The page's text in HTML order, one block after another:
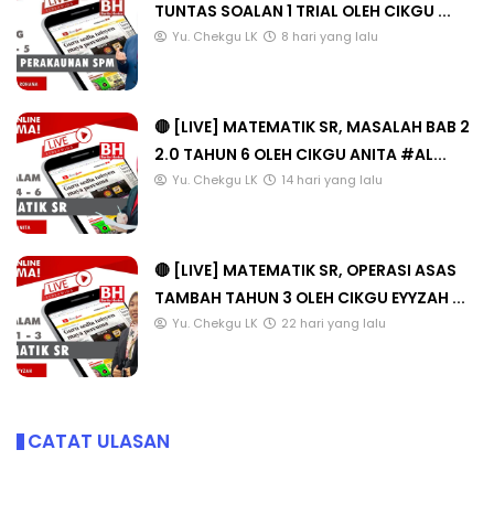
TUNTAS SOALAN 1 TRIAL OLEH CIKGU ...
Yu. Chekgu LK 8 hari yang lalu
🔴 [LIVE] MATEMATIK SR, MASALAH BAB 2
2.0 TAHUN 6 OLEH CIKGU ANITA #AL...
Yu. Chekgu LK 14 hari yang lalu
🔴 [LIVE] MATEMATIK SR, OPERASI ASAS
TAMBAH TAHUN 3 OLEH CIKGU EYYZAH ...
Yu. Chekgu LK 22 hari yang lalu
CATAT ULASAN